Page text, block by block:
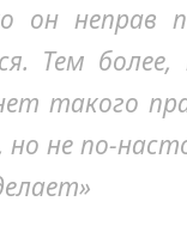
он
Тем
такого
но не по-